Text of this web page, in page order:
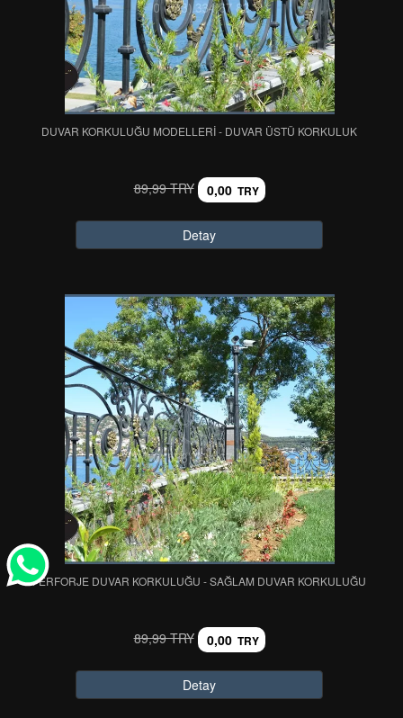
DUVAR KORKULUĞU MODELLERİ - DUVAR ÜSTÜ KORKULUK
89,99 TRY 0,00 TRY
Detay
FERFORJE DUVAR KORKULUĞU - SAĞLAM DUVAR KORKULUĞU
89,99 TRY 0,00 TRY
Detay